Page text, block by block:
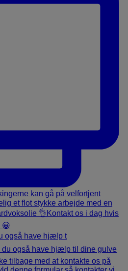
også have hjælp t